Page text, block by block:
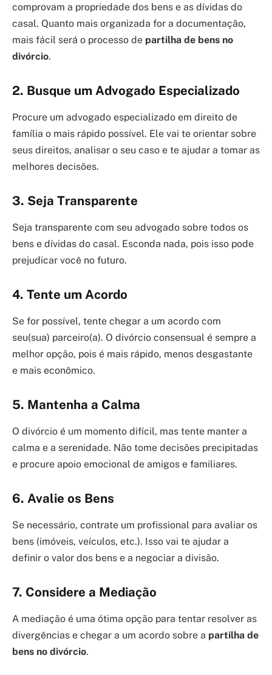
comprovam a propriedade dos bens e as dívidas do
casal. Quanto mais organizada for a documentação,
mais fácil será o processo de partilha de bens no
divórcio.
2. Busque um Advogado Especializado
Procure um advogado especializado em direito de
família o mais rápido possível. Ele vai te orientar sobre
seus direitos, analisar o seu caso e te ajudar a tomar as
melhores decisões.
3. Seja Transparente
Seja transparente com seu advogado sobre todos os
bens e dívidas do casal. Esconda nada, pois isso pode
prejudicar você no futuro.
4. Tente um Acordo
Se for possível, tente chegar a um acordo com
seu(sua) parceiro(a). O divórcio consensual é sempre a
melhor opção, pois é mais rápido, menos desgastante
e mais econômico.
5. Mantenha a Calma
O divórcio é um momento difícil, mas tente manter a
calma e a serenidade. Não tome decisões precipitadas
e procure apoio emocional de amigos e familiares.
6. Avalie os Bens
Se necessário, contrate um profissional para avaliar os
bens (imóveis, veículos, etc.). Isso vai te ajudar a
definir o valor dos bens e a negociar a divisão.
7. Considere a Mediação
A mediação é uma ótima opção para tentar resolver as
divergências e chegar a um acordo sobre a partilha de
bens no divórcio.